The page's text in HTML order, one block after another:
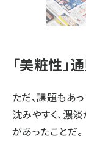
「美粧性」
ただ、課題もあ
沈みやすく、濃
があったことだ。